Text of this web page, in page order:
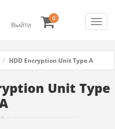
Выйти
0
HDD Encryption Unit Type A
Unit Type